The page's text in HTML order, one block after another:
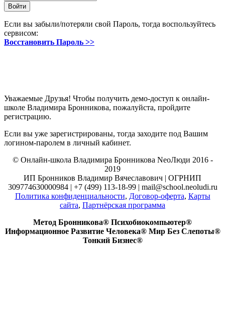
Если вы забыли/потеряли свой Пароль, тогда воспользуйтесь
сервисом:
Восстановить Пароль >>
Уважаемые Друзья! Чтобы получить демо-доступ к онлайн-
школе Владимира Бронникова, пожалуйста, пройдите
регистрацию.
Если вы уже зарегистрированы, тогда заходите под Вашим
логином-паролем в личный кабинет.
© Онлайн-школа Владимира Бронникова NeoЛюди 2016 -
2019
ИП Бронников Владимир Вячеславович | ОГРНИП
309774630000984 | +7 (499) 113-18-99 | mail@school.neoludi.ru
Политика конфиденциальности, Договор-оферта, Карты
сайта, Партнёрская программа
Метод Бронникова® Психобиокомпьютер®
Информационное Развитие Человека® Мир Без Слепоты®
Тонкий Бизнес®